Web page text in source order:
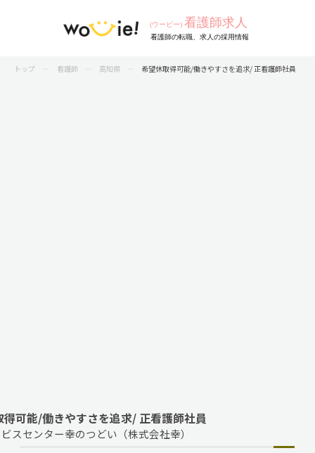
トップ 看護師 高知県 希望休取得可能/働きやすさを追求/ 正看護師社員
得可能/働きやすさを追求/ 正看護師社員
スセンター幸のつどい（株式会社幸）